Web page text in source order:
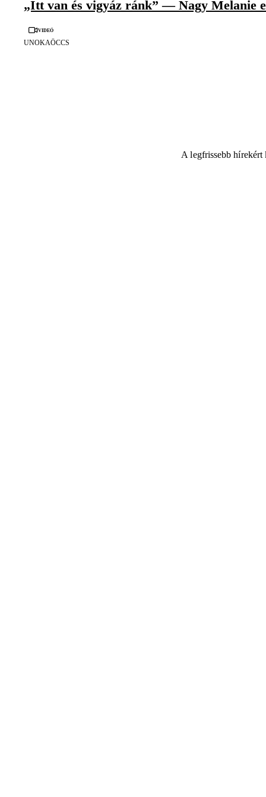
„Itt van és vigyáz ránk” — Nagy Melanie
Videó
UNOKAÖCCS
A legfrissebb